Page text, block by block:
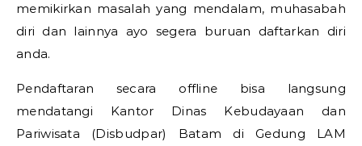
memikirkan masalah yang mendalam, muhasabah
diri dan lainnya ayo segera buruan daftarkan diri
anda.
Pendaftaran secara offline bisa langsung
mendatangi Kantor Dinas Kebudayaan dan
Pariwisata (Disbudpar) Batam di Gedung LAM